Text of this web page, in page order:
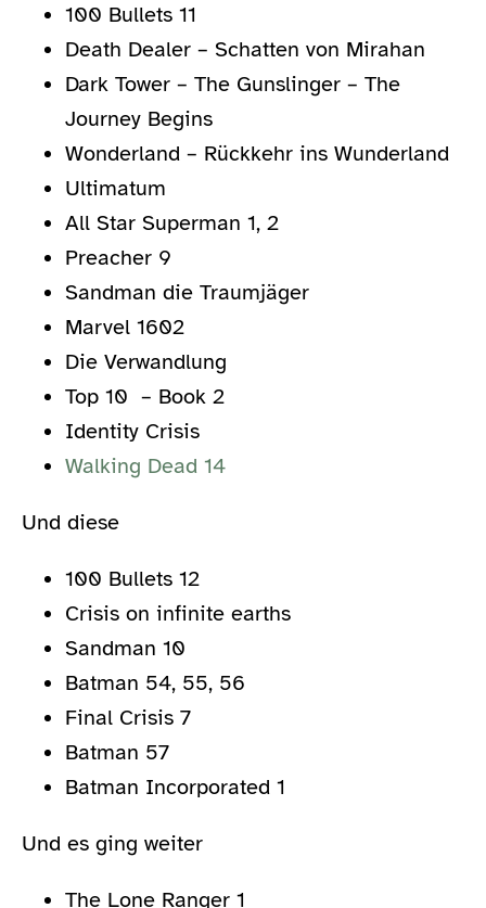
100 Bullets 11
Death Dealer – Schatten von Mirahan
Dark Tower – The Gunslinger – The
Journey Begins
Wonderland – Rückkehr ins Wunderland
Ultimatum
All Star Superman 1, 2
Preacher 9
Sandman die Traumjäger
Marvel 1602
Die Verwandlung
Top 10 – Book 2
Identity Crisis
Walking Dead 14
Und diese
100 Bullets 12
Crisis on infinite earths
Sandman 10
Batman 54, 55, 56
Final Crisis 7
Batman 57
Batman Incorporated 1
Und es ging weiter
The Lone Ranger 1